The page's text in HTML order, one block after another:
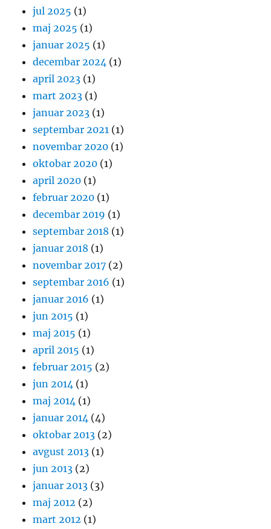
jul 2025 (1)
maj 2025 (1)
januar 2025 (1)
decembar 2024 (1)
april 2023 (1)
mart 2023 (1)
januar 2023 (1)
septembar 2021 (1)
novembar 2020 (1)
oktobar 2020 (1)
april 2020 (1)
februar 2020 (1)
decembar 2019 (1)
septembar 2018 (1)
januar 2018 (1)
novembar 2017 (2)
septembar 2016 (1)
januar 2016 (1)
jun 2015 (1)
maj 2015 (1)
april 2015 (1)
februar 2015 (2)
jun 2014 (1)
maj 2014 (1)
januar 2014 (4)
oktobar 2013 (2)
avgust 2013 (1)
jun 2013 (2)
januar 2013 (3)
maj 2012 (2)
mart 2012 (1)